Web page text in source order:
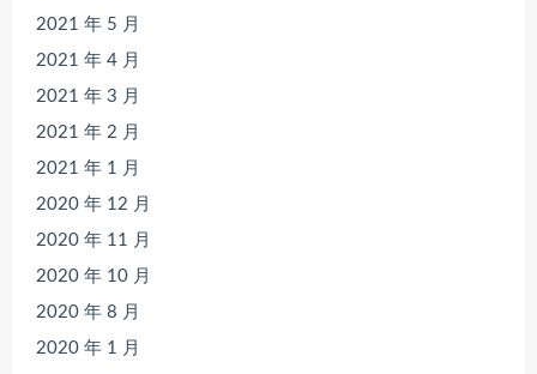
2021 年 5 月
2021 年 4 月
2021 年 3 月
2021 年 2 月
2021 年 1 月
2020 年 12 月
2020 年 11 月
2020 年 10 月
2020 年 8 月
2020 年 1 月